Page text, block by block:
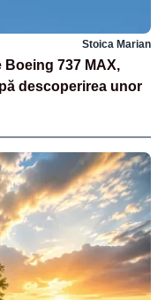
Stoica Marian
737 MAX,
descoperirea unor